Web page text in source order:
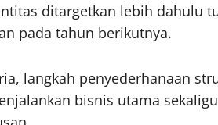
ditargetkan lebih dahulu
pada tahun berikutnya.
langkah penyederhanaan
bisnis utama